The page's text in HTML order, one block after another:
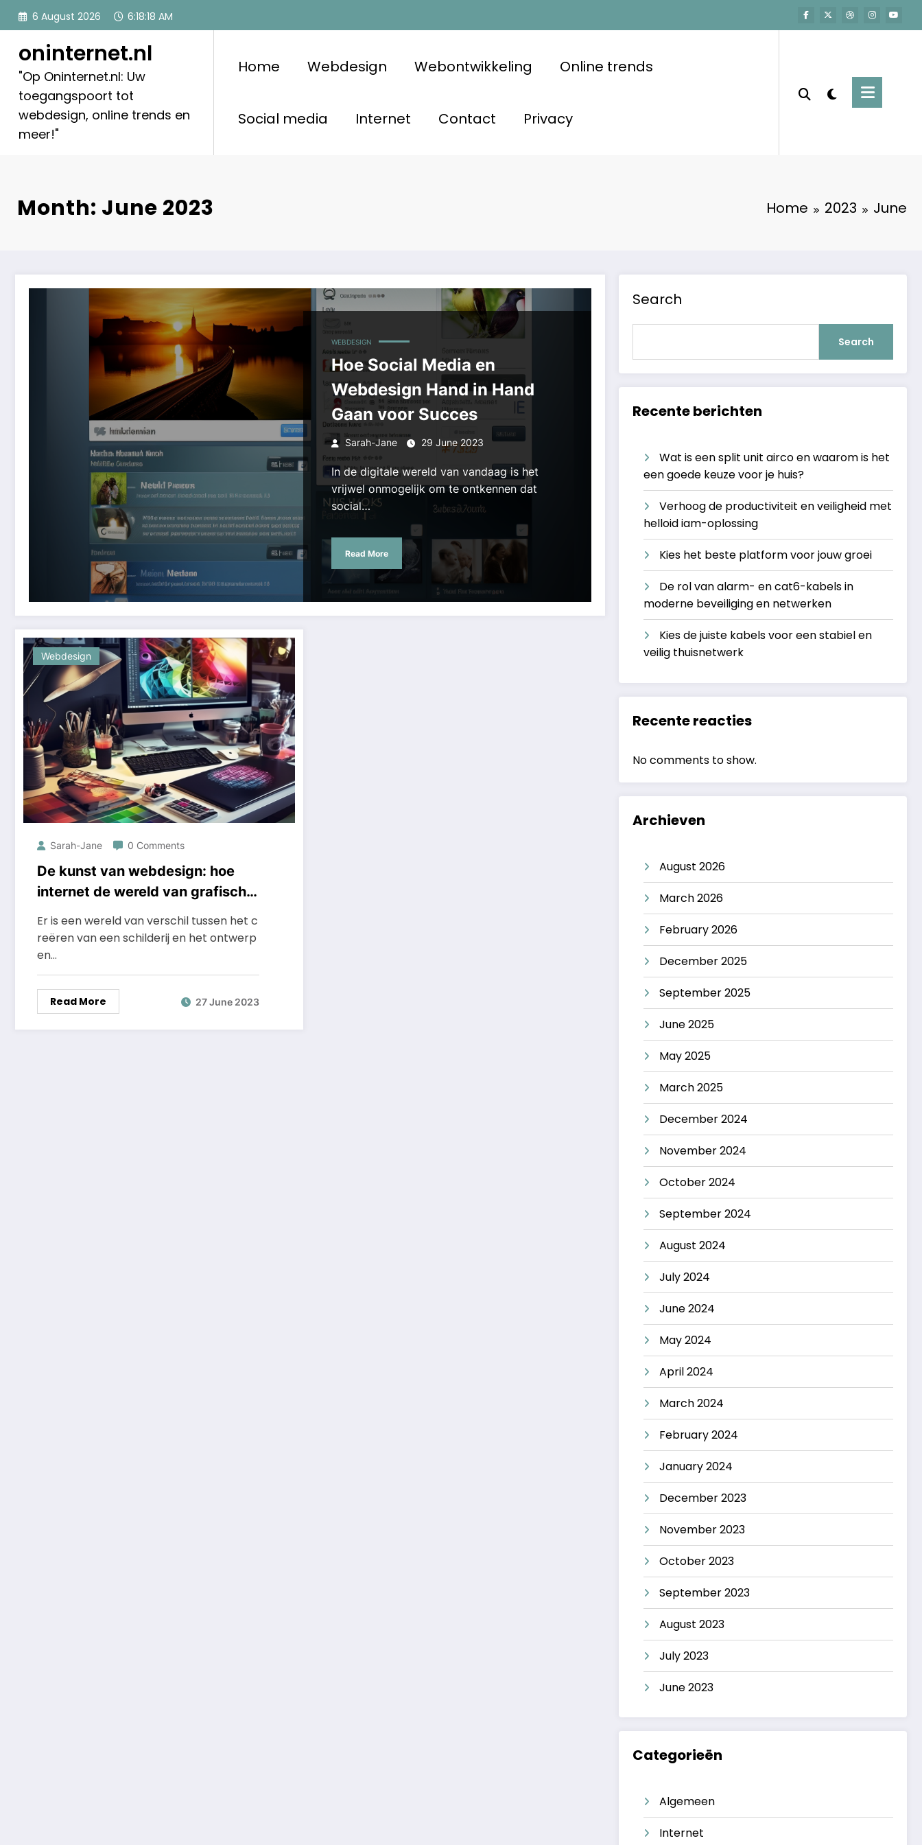
Skip
6 August 2026 6:18:19 AM
oninternet.nl
"Op Oninternet.nl: Uw
toegangspoort tot
webdesign, online trends en
meer!"
Home Webdesign Webontwikkeling Online trends
Social media Internet Contact Privacy
Month: June 2023 Home 2023 June
WEBDESIGN
Hoe Social Media en
Webdesign Hand in Hand
Gaan voor Succes
Sarah-Jane 29 June 2023
In de digitale wereld van vandaag is het
vrijwel onmogelijk om te ontkennen dat
social…
Read More
Webdesign
Sarah-Jane 0 Comments
De kunst van webdesign: hoe
internet de wereld van grafische
vormgeving heeft
getransformeerd
Er is een wereld van verschil tussen het c
reëren van een schilderij en het ontwerp
en…
Read More 27 June 2023
Search
Search
Recente berichten
Wat is een split unit airco en waarom is het
een goede keuze voor je huis?
Verhoog de productiviteit en veiligheid met
helloid iam-oplossing
Kies het beste platform voor jouw groei
De rol van alarm- en cat6-kabels in
moderne beveiliging en netwerken
Kies de juiste kabels voor een stabiel en
veilig thuisnetwerk
Recente reacties
No comments to show.
Archieven
August 2026
March 2026
February 2026
December 2025
September 2025
June 2025
May 2025
March 2025
December 2024
November 2024
October 2024
September 2024
August 2024
July 2024
June 2024
May 2024
April 2024
March 2024
February 2024
January 2024
December 2023
November 2023
October 2023
September 2023
August 2023
July 2023
June 2023
Categorieën
Algemeen
Internet